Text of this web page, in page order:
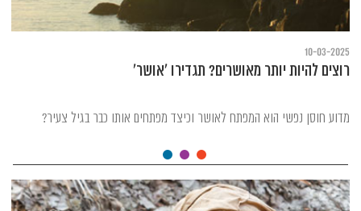
10-03-2025
רוצים להיות יותר מאושרים? תגדירו 'אושר'
מדוע חוסן נפשי הוא המפתח לאושר וכיצד מפתחים אותו כבר בגיל צעיר?